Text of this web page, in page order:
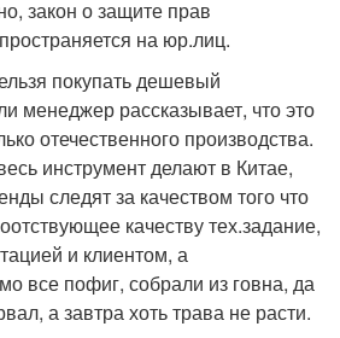
закон о защите прав
на юр.лиц.
покупать дешевый
менеджер рассказывает, что это
отечественного производства.
инструмент делают в Китае,
следят за качеством того что
качеству тех.задание,
и клиентом, а
все пофиг, собрали из говна, да
а завтра хоть трава не расти.